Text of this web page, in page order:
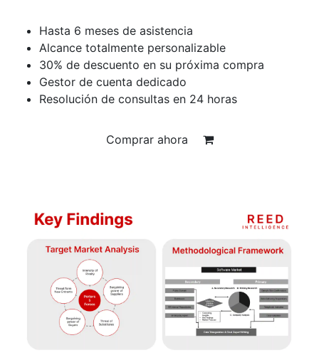
Hasta 6 meses de asistencia
Alcance totalmente personalizable
30% de descuento en su próxima compra
Gestor de cuenta dedicado
Resolución de consultas en 24 horas
Comprar ahora